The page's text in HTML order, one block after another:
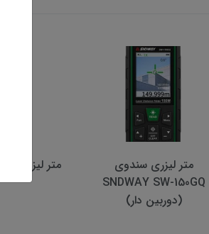
متر لیزری سندوی
SNDWAY SW-150GQ
(دوربین دار)
متر لیزری لایکا Leica X4